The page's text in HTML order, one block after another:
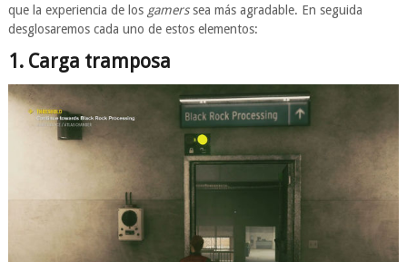
que la experiencia de los gamerssea más agradable. En seguida
desglosaremos cada uno de estos elementos:
1. Carga tramposa